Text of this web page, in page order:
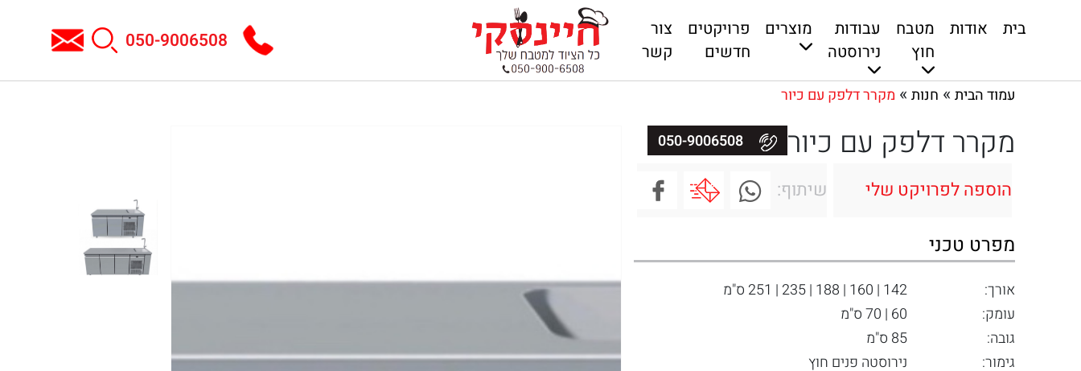
בית אודות
מטבח
חוץ
עבודות
נירוסטה
מוצרים
פרויקטים
חדשים
צור
קשר
050-9006508
עמוד הבית » חנות » מקרר דלפק עם כיור
מקרר דלפק עם כיור 050-9006508
הוספה לפרויקט שלי שיתוף:
מפרט טכני
אורך:
142 | 160 | 188 | 235 | 251 ס"מ
עומק:
60 | 70 ס"מ
גובה:
85 ס"מ
גימור:
נירוסטה פנים חוץ